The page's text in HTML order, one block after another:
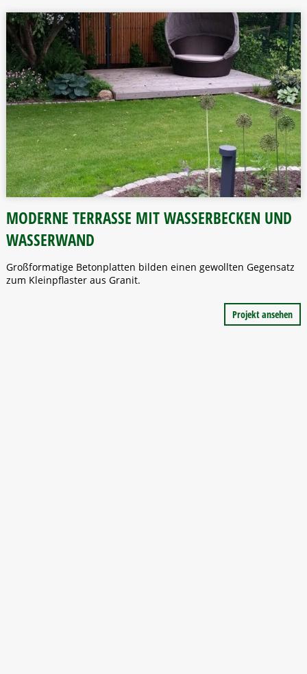
MODERNE TERRASSE MIT WASSERBECKEN UND
WASSERWAND
Großformatige Betonplatten bilden einen gewollten Gegensatz
zum Kleinpflaster aus Granit.
Projekt ansehen